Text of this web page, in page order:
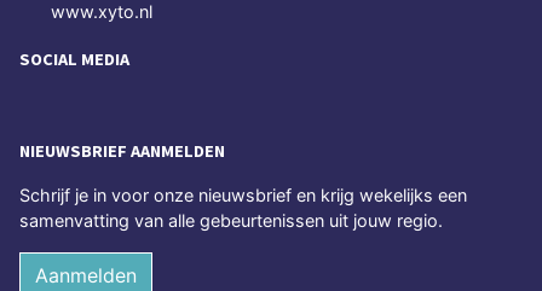
www.xyto.nl
SOCIAL MEDIA
NIEUWSBRIEF AANMELDEN
Schrijf je in voor onze nieuwsbrief en krijg wekelijks een
samenvatting van alle gebeurtenissen uit jouw regio.
Aanmelden